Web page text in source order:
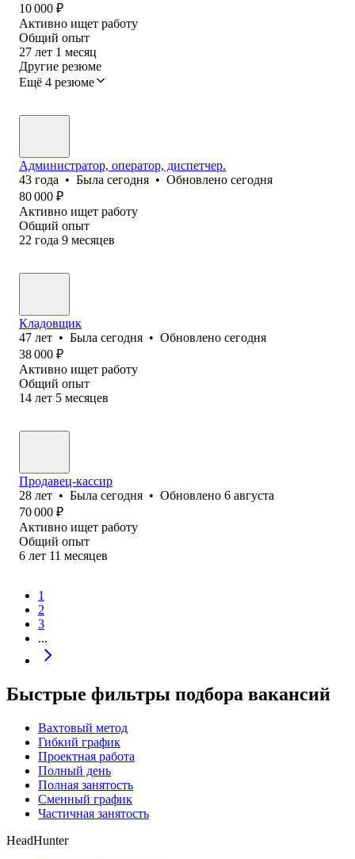
10 000 ₽
Активно ищет работу
Общий опыт
27 лет 1 месяц
Другие резюме
Ещё 4 резюме
Администратор, оператор, диспетчер.
43 года • Была сегодня • Обновлено сегодня
80 000 ₽
Активно ищет работу
Общий опыт
22 года 9 месяцев
Кладовщик
47 лет • Была сегодня • Обновлено сегодня
38 000 ₽
Активно ищет работу
Общий опыт
14 лет 5 месяцев
Продавец-кассир
28 лет • Была сегодня • Обновлено 6 августа
70 000 ₽
Активно ищет работу
Общий опыт
6 лет 11 месяцев
1
2
3
...
Быстрые фильтры подбора вакансий
Вахтовый метод
Гибкий график
Проектная работа
Полный день
Полная занятость
Сменный график
Частичная занятость
HeadHunter